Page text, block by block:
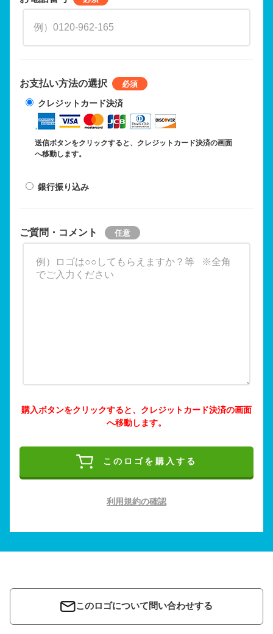
お支払い方法の選択
クレジットカード決済
送信ボタンをクリックすると、クレジットカード決済の画面
へ移動します。
銀行振り込み
ご質問・コメント
購入ボタンをクリックすると、クレジットカード決済の画面
へ移動します。
このロゴを購入する
利用規約の確認
このロゴについて問い合わせする